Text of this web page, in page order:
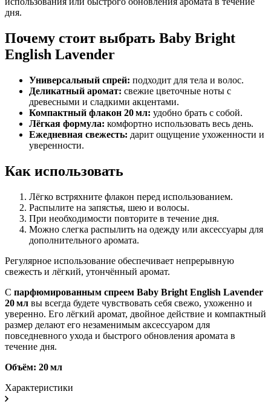
дня.
Почему стоит выбрать Baby Bright
English Lavender
Универсальный спрей: подходит для тела и волос.
Деликатный аромат: свежие цветочные ноты с
древесными и сладкими акцентами.
Компактный флакон 20 мл: удобно брать с собой.
Лёгкая формула: комфортно использовать весь день.
Ежедневная свежесть: дарит ощущение ухоженности и
уверенности.
Как использовать
Лёгко встряхните флакон перед использованием.
Распылите на запястья, шею и волосы.
При необходимости повторите в течение дня.
Можно слегка распылить на одежду или аксессуары для
дополнительного аромата.
Регулярное использование обеспечивает непрерывную
свежесть и лёгкий, утончённый аромат.
С парфюмированным спреем Baby Bright English Lavender
20 мл вы всегда будете чувствовать себя свежо, ухоженно и
уверенно. Его лёгкий аромат, двойное действие и компактный
размер делают его незаменимым аксессуаром для
повседневного ухода и быстрого обновления аромата в
течение дня.
Объём: 20 мл
Характеристики